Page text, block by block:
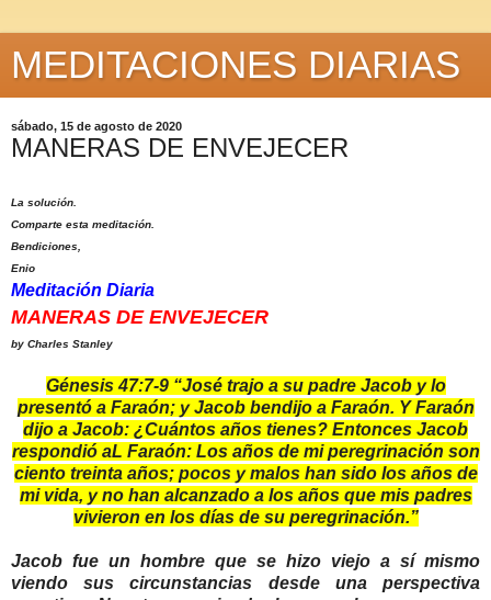
MEDITACIONES DIARIAS
sábado, 15 de agosto de 2020
MANERAS DE ENVEJECER
La solución.
Comparte esta meditación.
Bendiciones,
Enio
Meditación Diaria
MANERAS DE ENVEJECER
by Charles Stanley
Génesis 47:7-9 “José trajo a su padre Jacob y lo
presentó a Faraón; y Jacob bendijo a Faraón. Y Faraón
dijo a Jacob: ¿Cuántos años tienes? Entonces Jacob
respondió aL Faraón: Los años de mi peregrinación son
ciento treinta años; pocos y malos han sido los años de
mi vida, y no han alcanzado a los años que mis padres
vivieron en los días de su peregrinación.”
Jacob fue un hombre que se hizo viejo a sí mismo
viendo sus circunstancias desde una perspectiva